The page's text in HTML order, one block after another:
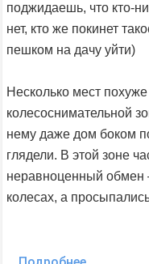
поджидаешь, что кто-
нет, кто же покинет
пешком на дачу уйти)
Несколько мест
колесоснимательной
нему даже дом боком
глядели. В этой зоне
неравноценный
колесах, а